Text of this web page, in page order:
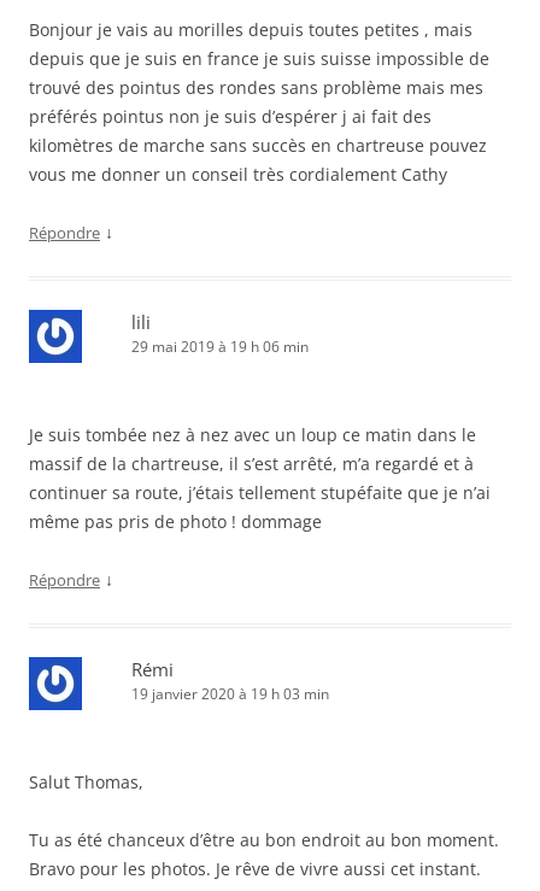
Bonjour je vais au morilles depuis toutes petites , mais
depuis que je suis en france je suis suisse impossible de
trouvé des pointus des rondes sans problème mais mes
préférés pointus non je suis d’espérer j ai fait des
kilomètres de marche sans succès en chartreuse pouvez
vous me donner un conseil très cordialement Cathy
Répondre ↓
lili
29 mai 2019 à 19 h 06 min
Je suis tombée nez à nez avec un loup ce matin dans le
massif de la chartreuse, il s’est arrêté, m’a regardé et à
continuer sa route, j’étais tellement stupéfaite que je n’ai
même pas pris de photo ! dommage
Répondre ↓
Rémi
19 janvier 2020 à 19 h 03 min
Salut Thomas,
Tu as été chanceux d’être au bon endroit au bon moment.
Bravo pour les photos. Je rêve de vivre aussi cet instant.